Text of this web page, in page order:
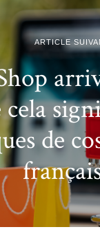
ARTICLE
cela
de